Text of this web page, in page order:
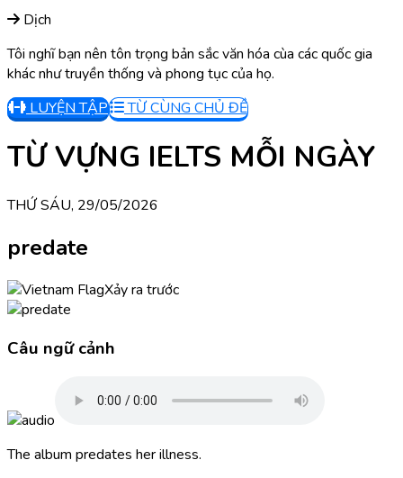
Dịch
Tôi nghĩ bạn nên tôn trọng bản sắc văn hóa cùa các quốc gia
khác như truyền thống và phong tục của họ.
LUYỆN TẬP
TỪ CÙNG CHỦ ĐỀ
TỪ VỰNG IELTS MỖI NGÀY
THỨ SÁU, 29/05/2026
predate
Xảy ra trước
Câu ngữ cảnh
The album predates her illness.